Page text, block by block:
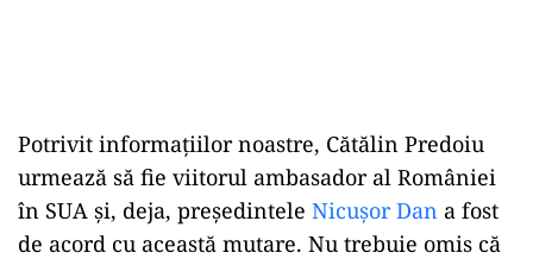
Potrivit informațiilor noastre, Cătălin Predoiu
urmează să fie viitorul ambasador al României
în SUA și, deja, președintele Nicușor Dan a fost
de acord cu această mutare. Nu trebuie omis că